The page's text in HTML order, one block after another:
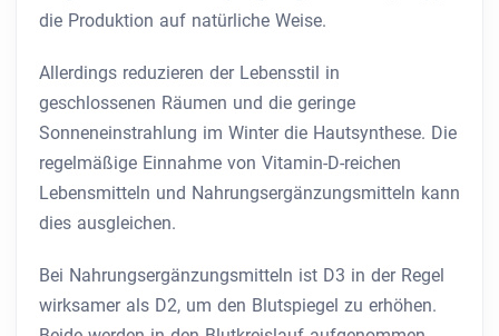
die Produktion auf natürliche Weise.
Allerdings reduzieren der Lebensstil in
geschlossenen Räumen und die geringe
Sonneneinstrahlung im Winter die Hautsynthese. Die
regelmäßige Einnahme von Vitamin-D-reichen
Lebensmitteln und Nahrungsergänzungsmitteln kann
dies ausgleichen.
Bei Nahrungsergänzungsmitteln ist D3 in der Regel
wirksamer als D2, um den Blutspiegel zu erhöhen.